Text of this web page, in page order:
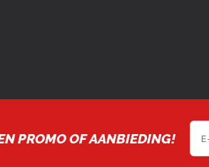
PROMO OF AANBIEDING!